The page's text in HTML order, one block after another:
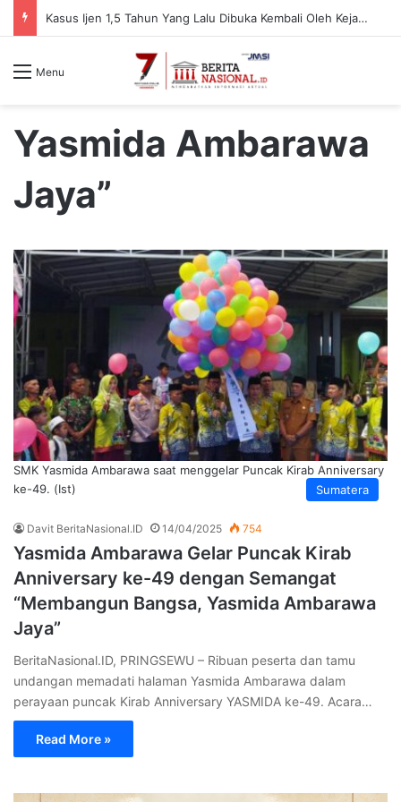
Kasus Ijen 1,5 Tahun Yang Lalu Dibuka Kembali Oleh Kejari, Ada Apa
Menu
Yasmida Ambarawa
Jaya”
Sumatera
SMK Yasmida Ambarawa saat menggelar Puncak Kirab Anniversary
ke-49. (Ist)
Davit BeritaNasional.ID 14/04/2025 754
Yasmida Ambarawa Gelar Puncak Kirab
Anniversary ke-49 dengan Semangat
“Membangun Bangsa, Yasmida Ambarawa
Jaya”
BeritaNasional.ID, PRINGSEWU – Ribuan peserta dan tamu
undangan memadati halaman Yasmida Ambarawa dalam
perayaan puncak Kirab Anniversary YASMIDA ke-49. Acara…
Read More »